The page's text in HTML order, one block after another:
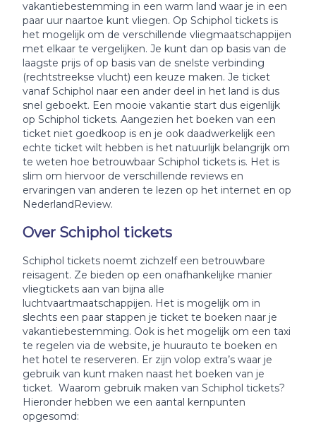
vakantiebestemming in een warm land waar je in een
paar uur naartoe kunt vliegen. Op Schiphol tickets is
het mogelijk om de verschillende vliegmaatschappijen
met elkaar te vergelijken. Je kunt dan op basis van de
laagste prijs of op basis van de snelste verbinding
(rechtstreekse vlucht) een keuze maken. Je ticket
vanaf Schiphol naar een ander deel in het land is dus
snel geboekt. Een mooie vakantie start dus eigenlijk
op Schiphol tickets. Aangezien het boeken van een
ticket niet goedkoop is en je ook daadwerkelijk een
echte ticket wilt hebben is het natuurlijk belangrijk om
te weten hoe betrouwbaar Schiphol tickets is. Het is
slim om hiervoor de verschillende reviews en
ervaringen van anderen te lezen op het internet en op
NederlandReview.
Over Schiphol tickets
Schiphol tickets noemt zichzelf een betrouwbare
reisagent. Ze bieden op een onafhankelijke manier
vliegtickets aan van bijna alle
luchtvaartmaatschappijen. Het is mogelijk om in
slechts een paar stappen je ticket te boeken naar je
vakantiebestemming. Ook is het mogelijk om een taxi
te regelen via de website, je huurauto te boeken en
het hotel te reserveren. Er zijn volop extra’s waar je
gebruik van kunt maken naast het boeken van je
ticket. Waarom gebruik maken van Schiphol tickets?
Hieronder hebben we een aantal kernpunten
opgesomd: